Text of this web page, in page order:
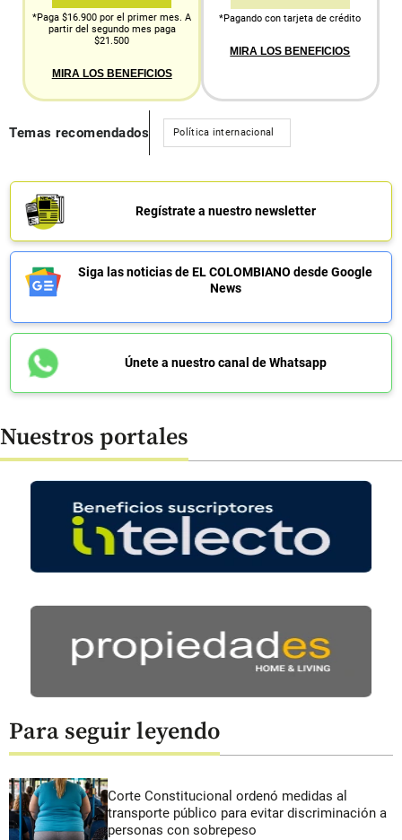
*Paga $16.900 por el primer mes. A
partir del segundo mes paga
$21.500
MIRA LOS BENEFICIOS
*Pagando con tarjeta de crédito
MIRA LOS BENEFICIOS
Temas recomendados Política internacional
Regístrate a nuestro newsletter
Siga las noticias de EL COLOMBIANO desde Google
News
Únete a nuestro canal de Whatsapp
Nuestros portales
Para seguir leyendo
Corte Constitucional ordenó medidas al
transporte público para evitar discriminación a
personas con sobrepeso